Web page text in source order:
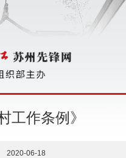
工作条例》
2020-06-18